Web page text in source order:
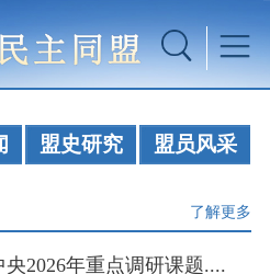
盟史研究 盟员风采
了解更多
2026年重点调研课题....